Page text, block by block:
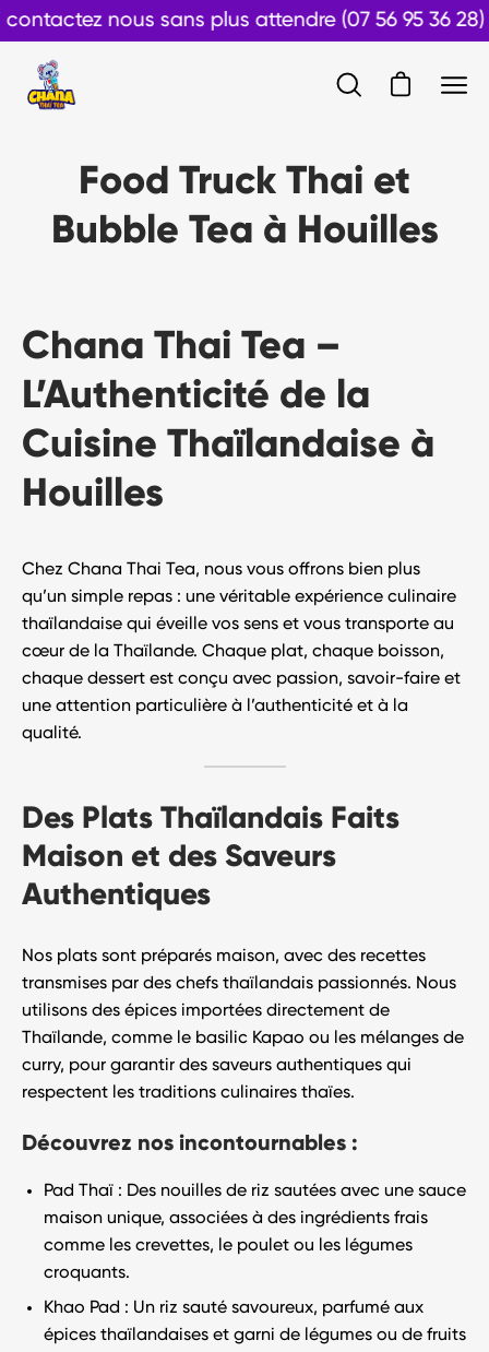
Aller
au
contenu
nous sans plus attendre (07 56 95 36 28)
Ouvrir
de
Ouvrir le
Food Truck Thai et
Bubble Tea à Houilles
Chana Thai Tea –
L’Authenticité de la
Cuisine Thaïlandaise à
Houilles
Chez Chana Thai Tea, nous vous offrons bien plus
qu’un simple repas : une véritable expérience culinaire
thaïlandaise qui éveille vos sens et vous transporte au
cœur de la Thaïlande. Chaque plat, chaque boisson,
chaque dessert est conçu avec passion, savoir-faire et
une attention particulière à l’authenticité et à la
qualité.
Des Plats Thaïlandais Faits
Maison et des Saveurs
Authentiques
Nos plats sont préparés maison, avec des recettes
transmises par des chefs thaïlandais passionnés. Nous
utilisons des épices importées directement de
Thaïlande, comme le basilic Kapao ou les mélanges de
curry, pour garantir des saveurs authentiques qui
respectent les traditions culinaires thaïes.
Découvrez nos incontournables :
Pad Thaï : Des nouilles de riz sautées avec une sauce
maison unique, associées à des ingrédients frais
comme les crevettes, le poulet ou les légumes
croquants.
Khao Pad : Un riz sauté savoureux, parfumé aux
épices thaïlandaises et garni de légumes ou de fruits